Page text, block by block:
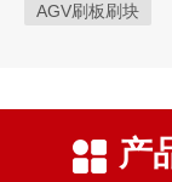
AGV刷板刷块
产